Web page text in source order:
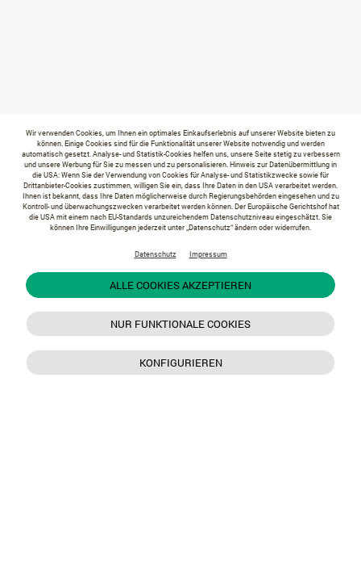
Wir verwenden Cookies, um Ihnen ein optimales Einkaufserlebnis auf unserer Website bieten zu
können. Einige Cookies sind für die Funktionalität unserer Website notwendig und werden
automatisch gesetzt. Analyse- und Statistik-Cookies helfen uns, unsere Seite stetig zu verbessern
und unsere Werbung für Sie zu messen und zu personalisieren. Hinweis zur Datenübermittlung in
die USA: Wenn Sie der Verwendung von Cookies für Analyse- und Statistikzwecke sowie für
Drittanbieter-Cookies zustimmen, willigen Sie ein, dass Ihre Daten in den USA verarbeitet werden.
Ihnen ist bekannt, dass Ihre Daten möglicherweise durch Regierungsbehörden eingesehen und zu
Kontroll- und überwachungszwecken verarbeitet werden können. Der Europäische Gerichtshof hat
die USA mit einem nach EU-Standards unzureichendem Datenschutzniveau eingeschätzt. Sie
können Ihre Einwilligungen jederzeit unter „Datenschutz“ ändern oder widerrufen.
Datenschutz Impressum
ALLE COOKIES AKZEPTIEREN
NUR FUNKTIONALE COOKIES
KONFIGURIEREN